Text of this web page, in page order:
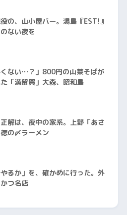
の、山小屋バー。湯島『EST!』
ない夜を
くない…？」800円の山菜そばが
「満留賀」大森、昭和島
解は、夜中の家系。上野「あさ
の〆ラーメン
やるか」を、確かめに行った。外
つ名店